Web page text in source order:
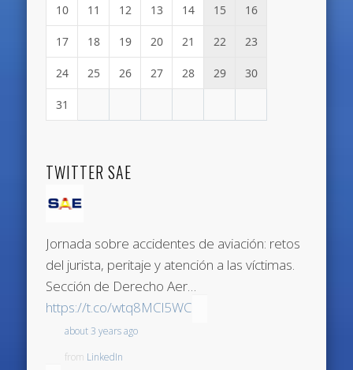
10 11 12 13 14 15 16
17 18 19 20 21 22 23
24 25 26 27 28 29 30
31
TWITTER SAE
Jornada sobre accidentes de aviación: retos
del jurista, peritaje y atención a las víctimas.
Sección de Derecho Aer…
https://t.co/wtq8MCl5WC
about 3 years ago
from LinkedIn